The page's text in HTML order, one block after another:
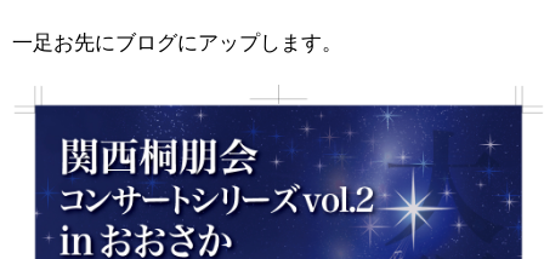
一足お先にブログにアップします。